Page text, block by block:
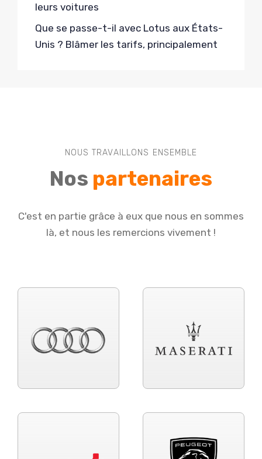
leurs voitures
Que se passe-t-il avec Lotus aux États-
Unis ? Blâmer les tarifs, principalement
NOUS TRAVAILLONS ENSEMBLE
Nos partenaires
C'est en partie grâce à eux que nous en sommes
là, et nous les remercions vivement !